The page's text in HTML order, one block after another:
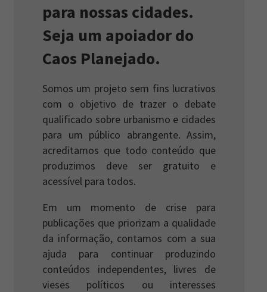
para nossas cidades.
Seja um apoiador do
Caos Planejado.
Somos um projeto sem fins lucrativos
com o objetivo de trazer o debate
qualificado sobre urbanismo e cidades
para um público abrangente. Assim,
acreditamos que todo conteúdo que
produzimos deve ser gratuito e
acessível para todos.
Em um momento de crise para
publicações que priorizam a qualidade
da informação, contamos com a sua
ajuda para continuar produzindo
conteúdos independentes, livres de
vieses políticos ou interesses